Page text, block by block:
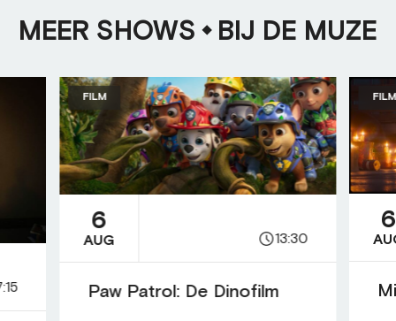
MEER SHOWS BIJ DE MUZE
FILM
6
AUG 13:30
Paw Patrol: De Dinofilm
FILM
6